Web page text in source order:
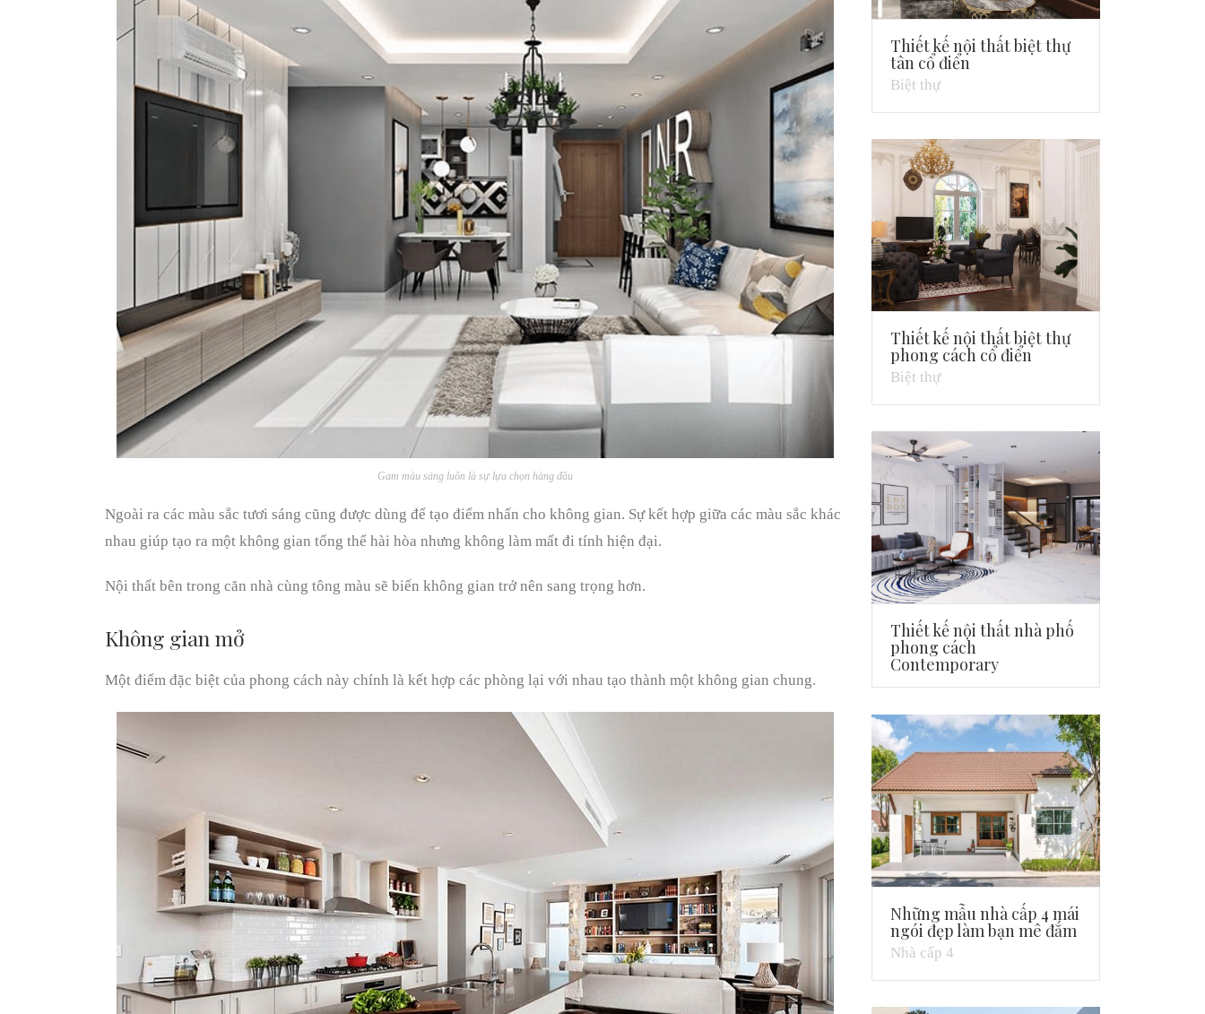
Gam màu sáng luôn là sự lựa chọn hàng đầu
Ngoài ra các màu sắc tươi sáng cũng được dùng để tạo điểm nhấn cho không gian. Sự kết hợp giữa các màu sắc khác
nhau giúp tạo ra một không gian tổng thể hài hòa nhưng không làm mất đi tính hiện đại.
Nội thất bên trong căn nhà cùng tông màu sẽ biến không gian trở nên sang trọng hơn.
Không gian mở
Một điểm đặc biệt của phong cách này chính là kết hợp các phòng lại với nhau tạo thành một không gian chung.
Thiết kế nội thất biệt thự
tân cổ điển
Biệt thự
Thiết kế nội thất biệt thự
phong cách cổ điển
Biệt thự
Thiết kế nội thất nhà phố
phong cách
Contemporary
Những mẫu nhà cấp 4 mái
ngói đẹp làm bạn mê đắm
Nhà cấp 4